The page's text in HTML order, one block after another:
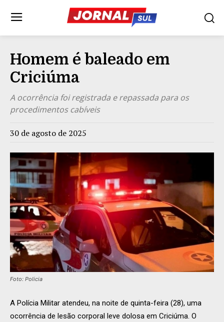
Homem é baleado em
Criciúma
A ocorrência foi registrada e repassada para os
procedimentos cabíveis
30 de agosto de 2025
Foto: Policia
A Polícia Militar atendeu, na noite de quinta-feira (28), uma
ocorrência de lesão corporal leve dolosa em Criciúma. O